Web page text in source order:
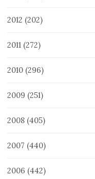
2012 (202)
2011 (272)
2010 (296)
2009 (251)
2008 (405)
2007 (440)
2006 (442)